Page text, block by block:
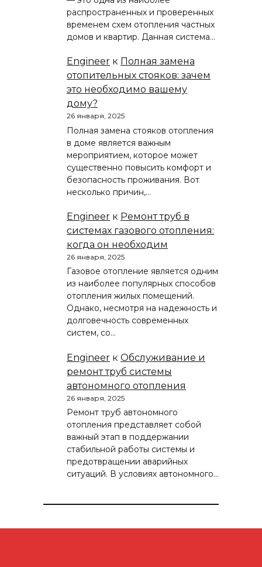
распространенных и проверенных
временем схем отопления частных
домов и квартир. Данная система…
Engineer к Полная замена
отопительных стояков: зачем
это необходимо вашему
дому?
26 января, 2025
Полная замена стояков отопления
в доме является важным
мероприятием, которое может
существенно повысить комфорт и
безопасность проживания. Вот
несколько причин,…
Engineer к Ремонт труб в
системах газового отопления:
когда он необходим
26 января, 2025
Газовое отопление является одним
из наиболее популярных способов
отопления жилых помещений.
Однако, несмотря на надежность и
долговечность современных
систем, со…
Engineer к Обслуживание и
ремонт труб системы
автономного отопления
26 января, 2025
Ремонт труб автономного
отопления представляет собой
важный этап в поддержании
стабильной работы системы и
предотвращении аварийных
ситуаций. В условиях автономного…